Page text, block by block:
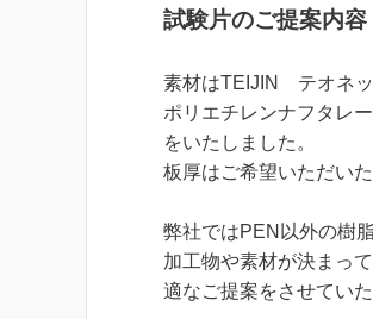
試験片のご提案内容
素材はTEIJIN テオネ
ポリエチレンナフタレ
をいたしました。
板厚はご希望いただい
弊社ではPEN以外の樹
加工物や素材が決まっ
適なご提案をさせていた